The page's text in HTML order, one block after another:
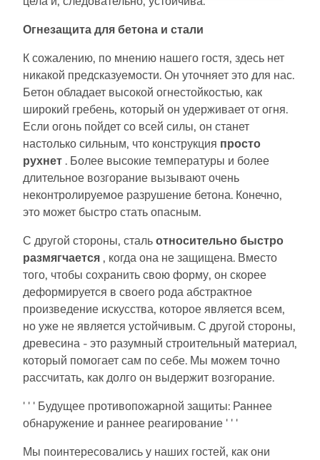
Огнезащита для бетона и стали
К сожалению, по мнению нашего гостя, здесь нет
никакой предсказуемости. Он уточняет это для нас.
Бетон обладает высокой огнестойкостью, как
широкий гребень, который он удерживает от огня.
Если огонь пойдет со всей силы, он станет
настолько сильным, что конструкция просто
рухнет . Более высокие температуры и более
длительное возгорание вызывают очень
неконтролируемое разрушение бетона. Конечно,
это может быстро стать опасным.
С другой стороны, сталь относительно быстро
размягчается , когда она не защищена. Вместо
того, чтобы сохранить свою форму, он скорее
деформируется в своего рода абстрактное
произведение искусства, которое является всем,
но уже не является устойчивым. С другой стороны,
древесина - это разумный строительный материал,
который помогает сам по себе. Мы можем точно
рассчитать, как долго он выдержит возгорание.
' ' ' Будущее противопожарной защиты: Раннее
обнаружение и раннее реагирование ' ' '
Мы поинтересовались у наших гостей, как они